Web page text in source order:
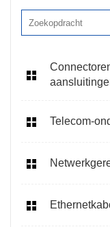
Telecom-